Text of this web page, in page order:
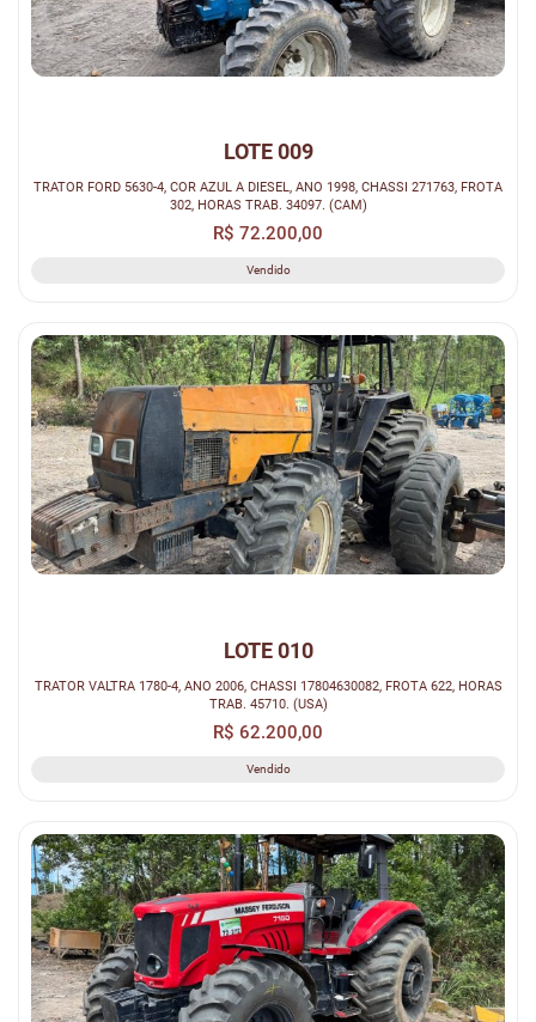
LOTE 009
TRATOR FORD 5630-4, COR AZUL A DIESEL, ANO 1998, CHASSI 271763, FROTA
302, HORAS TRAB. 34097. (CAM)
R$ 72.200,00
Vendido
LOTE 010
TRATOR VALTRA 1780-4, ANO 2006, CHASSI 17804630082, FROTA 622, HORAS
TRAB. 45710. (USA)
R$ 62.200,00
Vendido